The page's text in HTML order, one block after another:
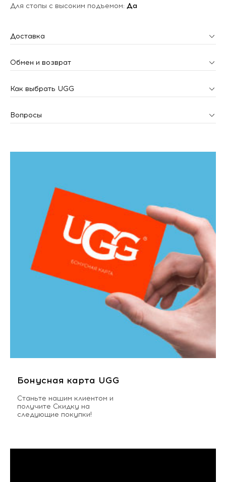
Для стопы с высоким подъемом: Да
Доставка
Обмен и возврат
Как выбрать UGG
Вопросы
Бонусная карта UGG
Станьте нашим клиентом и
получите Скидку на
следующие покупки!